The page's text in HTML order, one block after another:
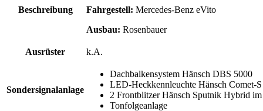
Beschreibung
Fahrgestell: Mercedes-Benz eVito
Ausbau: Rosenbauer
Ausrüster k.A.
Sondersignalanlage
Dachbalkensystem Hänsch DBS 5000
LED-Heckkennleuchte Hänsch Comet-S
2 Frontblitzer Hänsch Sputnik Hybrid
Tonfolgeanlage